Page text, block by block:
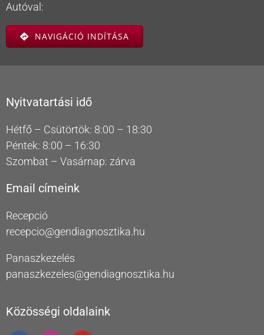
Autóval:
NAVIGÁCIÓ INDÍTÁSA
Nyitvatartási idő
Hétfő – Csütörtök: 8:00 – 18:30
Péntek: 8:00 – 16:30
Szombat – Vasárnap: zárva
Email címeink
Recepció
recepcio@gendiagnosztika.hu
Panaszkezelés
panaszkezeles@gendiagnosztika.hu
Közösségi oldalaink